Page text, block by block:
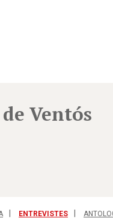
Ventós
ENTREVISTES